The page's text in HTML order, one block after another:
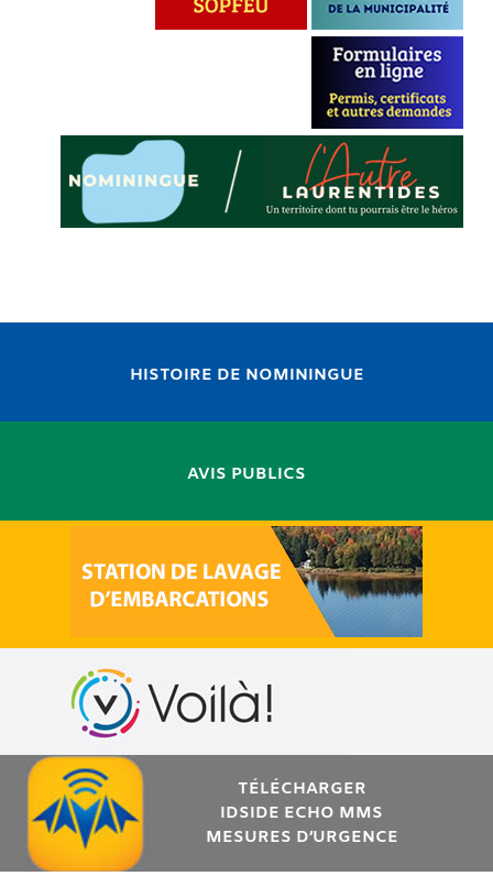
HISTOIRE DE NOMININGUE
AVIS PUBLICS
TÉLÉCHARGER
IDSIDE ECHO MMS
MESURES D’URGENCE